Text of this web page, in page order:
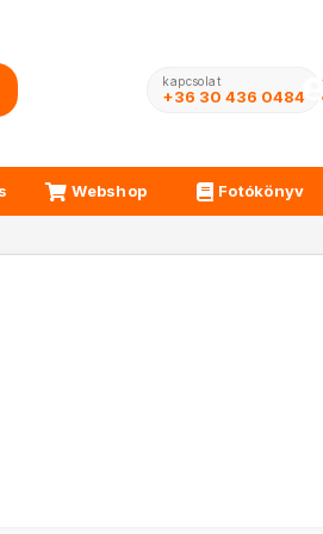
kapcsolat
+36 30 436 0484
Webshop Fotókönyv